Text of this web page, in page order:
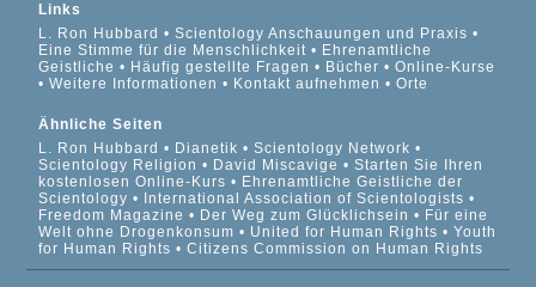
Links
L. Ron Hubbard
Scientology Anschauungen und Praxis
Eine Stimme für die Menschlichkeit
Ehrenamtliche
Geistliche
Häufig gestellte Fragen Bücher
Online-Kurse
Weitere Informationen
Kontakt aufnehmen Orte
Ähnliche Seiten
L. Ron Hubbard
Dianetik
Scientology Network
Scientology Religion
David Miscavige
Starten Sie Ihren
kostenlosen Online-Kurs
Ehrenamtliche Geistliche der
Scientology
International Association of Scientologists
Freedom Magazine
Der Weg zum Glücklichsein
Für eine
Welt ohne Drogenkonsum
United for Human Rights
Youth
for Human Rights
Citizens Commission on Human Rights